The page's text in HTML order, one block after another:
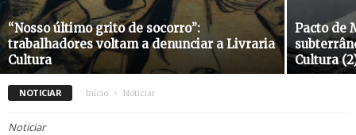
“Nosso último grito de socorro”:
trabalhadores voltam a denunciar a Livraria
Cultura
Pacto de
Cultura
NOTICIAR Início Noticiar
Noticiar